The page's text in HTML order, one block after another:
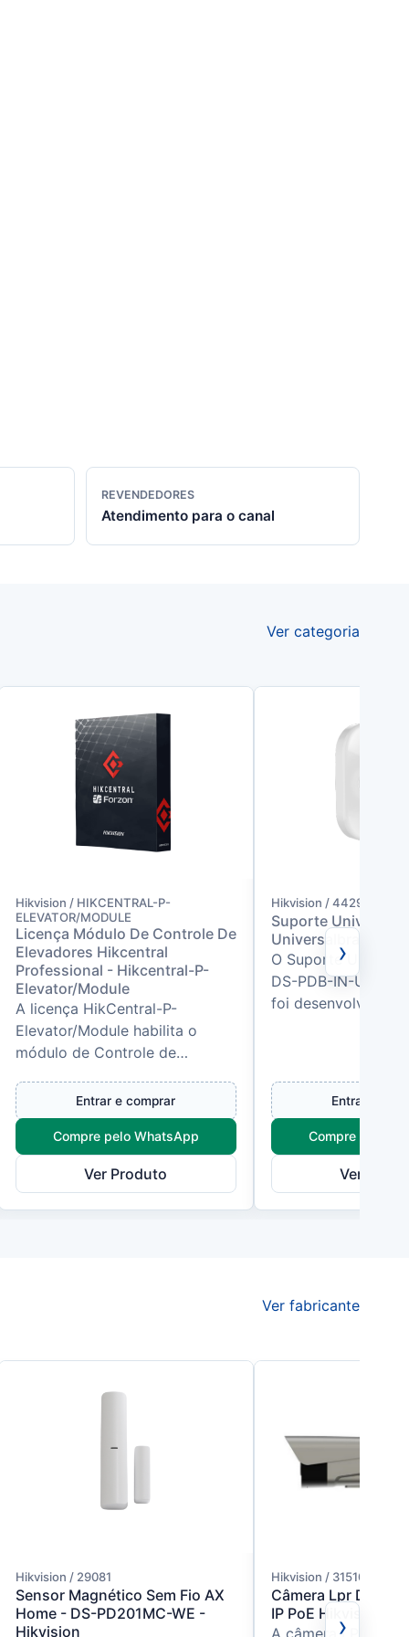
REVENDEDORES
Atendimento para o canal
Ver categoria
Hikvision / HIKCENTRAL-P-
ELEVATOR/MODULE
Licença Módulo De Controle De
Elevadores Hikcentral
Professional - Hikcentral-P-
Elevator/Module
A licença HikCentral-P-
Elevator/Module habilita o
módulo de Controle de
Professional, permitindo
integrar elevadores...
Entrar e comprar
Compre pelo WhatsApp
Ver Produto
Hikvision / 4429
Suporte Universal
Universalbracket -
O Suporte
DS-PDB-IN-
foi desenvolvido
Entrar e
Compre pelo
Ver
›
Ver fabricante
Hikvision / 29081
Sensor Magnético Sem Fio AX
Home - DS-PD201MC-WE -
Hikvision
Hikvision / 315101985
Câmera Lpr Ds
IP PoE Hikvision
A câmera LPR
›